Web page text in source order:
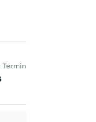
Termin